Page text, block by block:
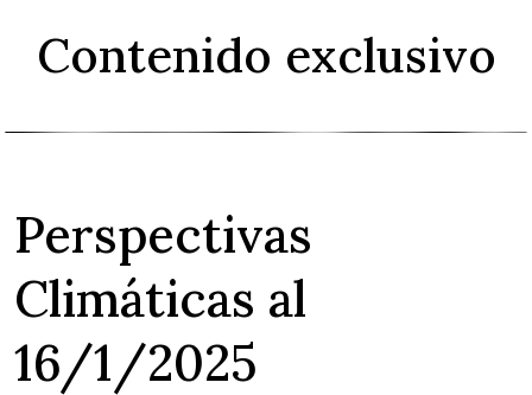
Contenido exclusivo
Perspectivas
Climáticas al
16/1/2025